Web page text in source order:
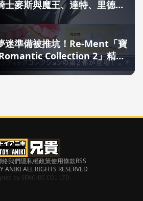
士麥斯與魔王、達特、里德陣
迷準備被推坑！Re-Ment「寶
Collection 2」精緻
全6款浪漫降臨
絡我們隱私權政策使用條款RSS
ANIKI ALL RIGHTS RESERVED
by SENCHIC CO., LTD.